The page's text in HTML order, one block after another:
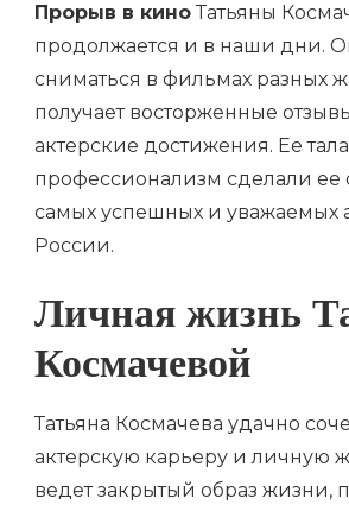
Прорыв в кино Татьяны
продолжается и в наши дни.
сниматься в фильмах разных
получает восторженные
актерские достижения. Ее
профессионализм сделали ее
самых успешных и уважаемых
России.
Личная жизнь
Космачевой
Татьяна Космачева удачно
актерскую карьеру и личную
ведет закрытый образ жизни,